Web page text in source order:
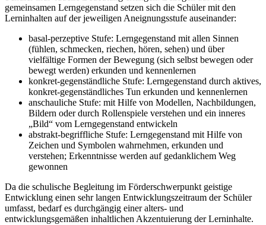
gemeinsamen Lerngegenstand setzen sich die Schüler mit den
Lerninhalten auf der jeweiligen Aneignungsstufe auseinander:
basal-perzeptive Stufe: Lerngegenstand mit allen Sinnen
(fühlen, schmecken, riechen, hören, sehen) und über
vielfältige Formen der Bewegung (sich selbst bewegen oder
bewegt werden) erkunden und kennenlernen
konkret-gegenständliche Stufe: Lerngegenstand durch aktives,
konkret-gegenständliches Tun erkunden und kennenlernen
anschauliche Stufe: mit Hilfe von Modellen, Nachbildungen,
Bildern oder durch Rollenspiele verstehen und ein inneres
„Bild“ vom Lerngegenstand entwickeln
abstrakt-begriffliche Stufe: Lerngegenstand mit Hilfe von
Zeichen und Symbolen wahrnehmen, erkunden und
verstehen; Erkenntnisse werden auf gedanklichem Weg
gewonnen
Da die schulische Begleitung im Förderschwerpunkt geistige
Entwicklung einen sehr langen Entwicklungszeitraum der Schüler
umfasst, bedarf es durchgängig einer alters- und
entwicklungsgemäßen inhaltlichen Akzentuierung der Lerninhalte.